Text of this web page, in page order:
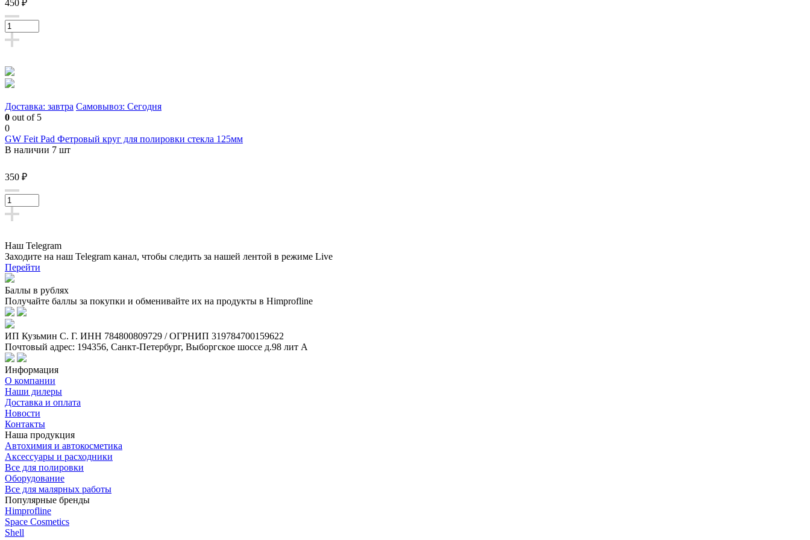
450 ₽
Доставка: завтра Самовывоз: Сегодня
0 out of 5
0
GW Feit Pad Фетровый круг для полировки стекла 125мм
В наличии 7 шт
350 ₽
Наш Telegram
Заходите на наш Telegram канал, чтобы следить за нашей лентой в режиме Live
Перейти
Баллы в рублях
Получайте баллы за покупки и обменивайте их на продукты в Himprofline
ИП Кузьмин C. Г. ИНН 784800809729 / ОГРНИП 319784700159622
Почтовый адрес: 194356, Санкт-Петербург, Выборгское шоссе д.98 лит А
Информация
О компании
Наши дилеры
Доставка и оплата
Новости
Контакты
Наша продукция
Автохимия и автокосметика
Аксессуары и расходники
Все для полировки
Оборудование
Все для малярных работы
Популярные бренды
Himprofline
Space Cosmetics
Shell